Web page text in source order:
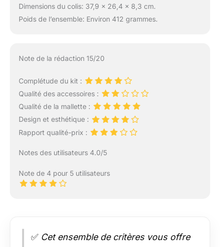
Dimensions du colis: 37,9 x 26,4 x 8,3 cm.
Poids de l’ensemble: Environ 412 grammes.
Note de la rédaction 15/20
Complétude du kit :
Qualité des accessoires :
Qualité de la mallette :
Design et esthétique :
Rapport qualité-prix :
Notes des utilisateurs 4.0/5
Note de 4 pour 5 utilisateurs
✅ Cet ensemble de critères vous offre